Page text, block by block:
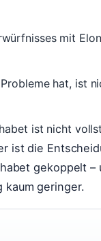
mit
hat, ist
ist nicht
ist die
gekoppelt –
kaum geringer.